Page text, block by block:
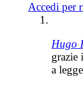
Accedi per
Hugo
grazie
a